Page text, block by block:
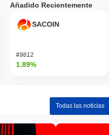
Añadido Recientemente
SACOIN
#9812
1.89%
Todas las noticias